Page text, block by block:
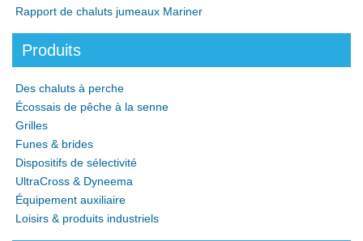
Rapport de chaluts jumeaux Mariner
Produits
Des chaluts à perche
Écossais de pêche à la senne
Grilles
Funes & brides
Dispositifs de sélectivité
UltraCross & Dyneema
Équipement auxiliaire
Loisirs & produits industriels